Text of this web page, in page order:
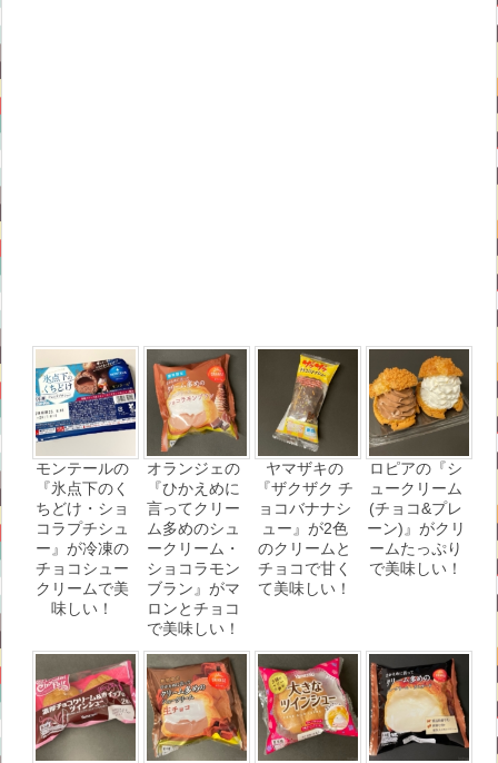
モンテールの
『氷点下のく
ちどけ・ショ
コラプチシュ
ー』が冷凍の
チョコシュー
クリームで美
味しい！
オランジェの
『ひかえめに
言ってクリー
ム多めのシュ
ークリーム・
ショコラモン
ブラン』がマ
ロンとチョコ
で美味しい！
ヤマザキの
『ザクザク チ
ョコバナナシ
ュー』が2色
のクリームと
チョコで甘く
て美味しい！
ロピアの『シ
ュークリーム
(チョコ&プレ
ーン)』がクリ
ームたっぷり
で美味しい！